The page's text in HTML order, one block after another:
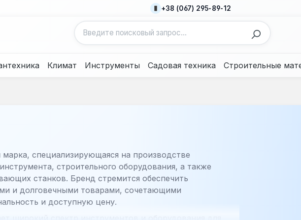
+38 (067) 295-89-12
Климат Инструменты Садовая техника Строительные
специализирующаяся на производстве
строительного оборудования, а также
станков. Бренд стремится обеспечить
и долговечными товарами, сочетающими
и доступную цену.